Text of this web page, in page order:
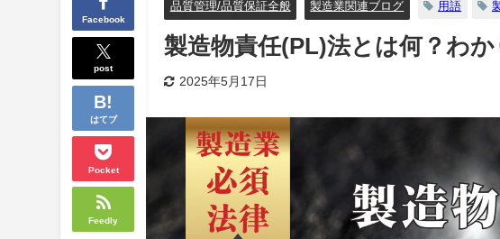
Facebook
post
はてブ
Pocket
Feedly
品質管理/品質保証全般 製造業関連ブログ 用語
製造物責任(PL)法とは何？わ
2025年5月17日